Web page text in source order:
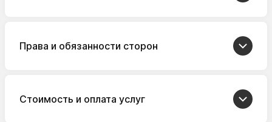
Права и обязанности сторон
Стоимость и оплата услуг